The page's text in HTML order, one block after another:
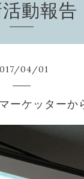
動報告
/04/01
ーケッターか